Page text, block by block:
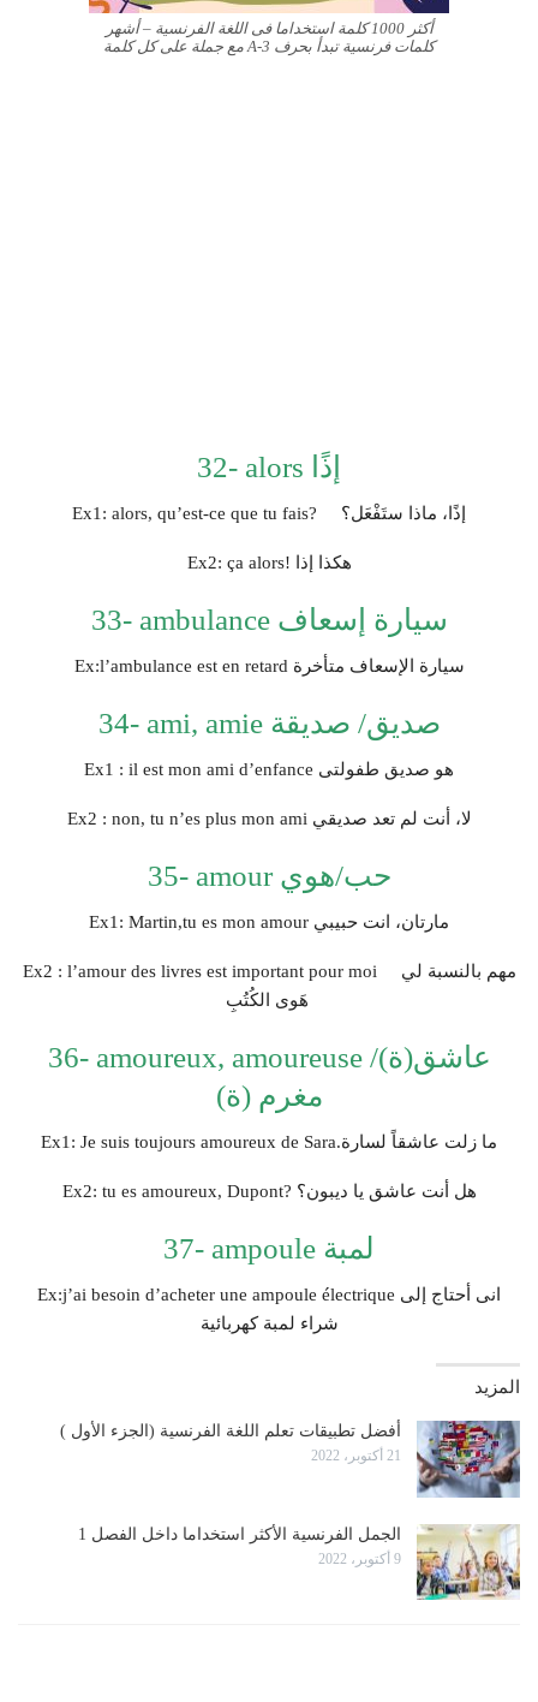
أكثر 1000 كلمة استخداما فى اللغة الفرنسية – أشهر
كلمات فرنسية تبدأ بحرف A-3 مع جملة على كل كلمة
32- alors إذًا
Ex1: alors, qu’est-ce que tu fais? إذًا، ماذا ستَفْعَل؟
Ex2: ça alors! هكذا إذا
33- ambulance سيارة إسعاف
Ex:l’ambulance est en retard سيارة الإسعاف متأخرة
34- ami, amie صديق/ صديقة
Ex1 : il est mon ami d’enfance هو صديق طفولتى
Ex2 : non, tu n’es plus mon ami لا، أنت لم تعد صديقي
35- amour حب/هوي
Ex1: Martin,tu es mon amour مارتان، انت حبيبي
Ex2 : l’amour des livres est important pour moi مهم بالنسبة لي
هَوى الكُتُبِ
36- amoureux, amoureuse عاشق(ة)/
مغرم (ة)
Ex1: Je suis toujours amoureux de Sara.ما زلت عاشقاً لسارة
Ex2: tu es amoureux, Dupont? هل أنت عاشق يا ديبون؟
37- ampoule لمبة
Ex:j’ai besoin d’acheter une ampoule électrique انى أحتاج إلى
شراء لمبة كهربائية
المزيد
أفضل تطبيقات تعلم اللغة الفرنسية (الجزء الأول )
21 أكتوبر، 2022
الجمل الفرنسية الأكثر استخداما داخل الفصل 1
9 أكتوبر، 2022